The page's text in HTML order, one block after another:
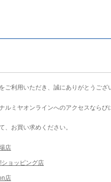
ご利用いただき、誠にありがとうござ
ルミヤオンラインへのアクセスならび
、お買い求めください。
店
ョッピング店
店